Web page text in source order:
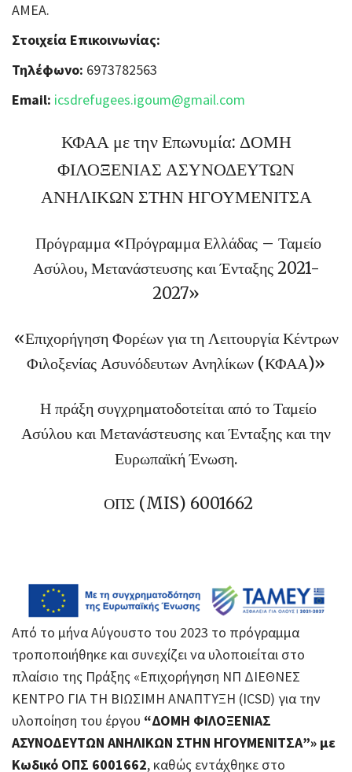
ΑΜΕΑ.
Στοιχεία Επικοινωνίας:
Τηλέφωνο: 6973782563
Email: icsdrefugees.igoum@gmail.com
ΚΦΑΑ με την Επωνυμία: ΔΟΜΗ
ΦΙΛΟΞΕΝΙΑΣ ΑΣΥΝΟΔΕΥΤΩΝ
ΑΝΗΛΙΚΩΝ ΣΤΗΝ ΗΓΟΥΜΕΝΙΤΣΑ
Πρόγραμμα «Πρόγραμμα Ελλάδας – Ταμείο
Ασύλου, Μετανάστευσης και Ένταξης 2021-
2027»
«Επιχορήγηση Φορέων για τη Λειτουργία Κέντρων
Φιλοξενίας Ασυνόδευτων Ανηλίκων (ΚΦΑΑ)»
Η πράξη συγχρηματοδοτείται από το Ταμείο
Ασύλου και Μετανάστευσης και Ένταξης και την
Ευρωπαϊκή Ένωση.
ΟΠΣ (MIS) 6001662
Από το μήνα Αύγουστο του 2023 το πρόγραμμα
τροποποιήθηκε και συνεχίζει να υλοποιείται στο
πλαίσιο της Πράξης «Επιχορήγηση ΝΠ ΔΙΕΘΝΕΣ
ΚΕΝΤΡΟ ΓΙΑ ΤΗ ΒΙΩΣΙΜΗ ΑΝΑΠΤΥΞΗ (ICSD) για την
υλοποίηση του έργου “ΔΟΜΗ ΦΙΛΟΞΕΝΙΑΣ
ΑΣΥΝΟΔΕΥΤΩΝ ΑΝΗΛΙΚΩΝ ΣΤΗΝ ΗΓΟΥΜΕΝΙΤΣΑ”» με
Κωδικό ΟΠΣ 6001662, καθώς εντάχθηκε στο